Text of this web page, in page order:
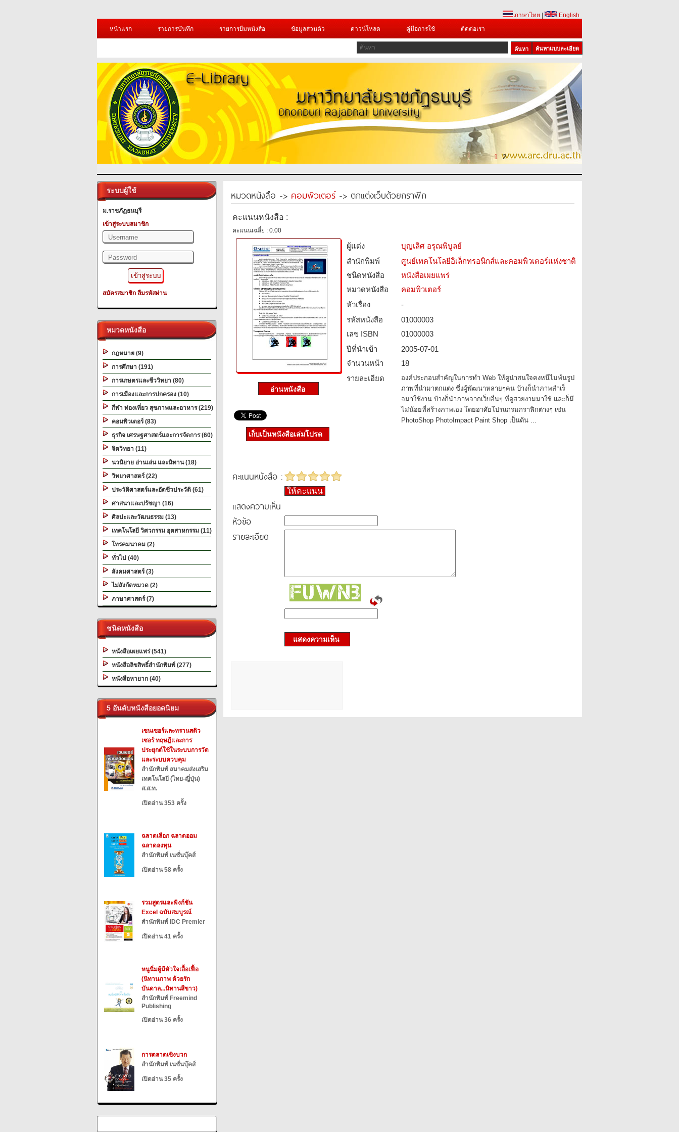
ภาษาไทย
English
หน้าแรก
รายการบันทึก รายการยืมหนังสือ ข้อมูลส่วนตัว ดาวน์โหลด คู่มือการใช้ ติดต่อเรา
ค้นหาแบบละเอียด
1 2
ระบบผู้ใช้
ม.ราชภัฏธนบุรี
เข้าสู่ระบบสมาชิก
สมัครสมาชิก ลืมรหัสผ่าน
หมวดหนังสือ
กฎหมาย (9)
การศึกษา (191)
การเกษตรและชีววิทยา (80)
การเมืองและการปกครอง (10)
กีฬา ท่องเที่ยว สุขภาพและอาหาร (219)
คอมพิวเตอร์ (83)
ธุรกิจ เศรษฐศาสตร์และการจัดการ (60)
จิตวิทยา (11)
นวนิยาย อ่านเล่น และนิทาน (18)
วิทยาศาสตร์ (22)
ประวัติศาสตร์และอัตชีวประวัติ (61)
ศาสนาและปรัชญา (16)
ศิลปะและวัฒนธรรม (13)
เทคโนโลยี วิศวกรรม อุตสาหกรรม (11)
โทรคมนาคม (2)
ทั่วไป (40)
สังคมศาสตร์ (3)
ไม่สังกัดหมวด (2)
ภาษาศาสตร์ (7)
ชนิดหนังสือ
หนังสือเผยแพร่ (541)
หนังสือลิขสิทธิ์สำนักพิมพ์ (277)
หนังสือหายาก (40)
5 อันดับหนังสือยอดนิยม
เซนเซอร์และทรานสดิว
เซอร์ ทฤษฎีและการ
ประยุกต์ใช้ในระบบการวัด
และระบบควบคุม
สำนักพิมพ์ สมาคมส่งเสริม
เทคโนโลยี (ไทย-ญี่ปุ่น)
ส.ส.ท.
เปิดอ่าน 353 ครั้ง
ฉลาดเลือก ฉลาดออม
ฉลาดลงทุน
สำนักพิมพ์ เนชั่นบุ๊คส์
เปิดอ่าน 58 ครั้ง
รวมสูตรและฟังก์ชัน
Excel ฉบับสมบูรณ์
สำนักพิมพ์ IDC Premier
เปิดอ่าน 41 ครั้ง
หนูนิ่มผู้มีหัวใจเอื้อเฟื้อ
(นิทานภาพ ด้วยรัก
บันดาล...นิทานสีขาว)
สำนักพิมพ์ Freemind
Publishing
เปิดอ่าน 36 ครั้ง
การตลาดเชิงบวก
สำนักพิมพ์ เนชั่นบุ๊คส์
เปิดอ่าน 35 ครั้ง
หมวดหนังสือ -> คอมพิวเตอร์-> ตกแต่งเว็บด้วยกราฟิก
คะแนนหนังสือ :
คะแนนเฉลี่ย : 0.00
ผู้แต่ง
บุญเลิศ อรุณพิบูลย์
สำนักพิมพ์
ศูนย์เทคโนโลยีอิเล็กทรอนิกส์และคอมพิวเตอร์แห่งชาติ
ชนิดหนังสือ­
หนังสือเผยแพร่
หมวดหนังสือ­
คอมพิวเตอร์
หัวเรื่อง
-
รหัสหนังสือ­
01000003
เลข ISBN
01000003
ปีที่นำเข้า
2005-07-01
จำนวนหน้า
18
รายละเอียด
องค์ประกอบสําคัญในการทํา Web ให้ดูน่าสนใจคงหนีไม่พ้นรูป
ภาพที่นํามาตกแต่ง ซึ่งผู้พัฒนาหลายๆคน บ้างก็นําภาพสําเร็
จมาใช้งาน บ้างก็นําภาพจากเว็บอื่นๆ ที่ดูสวยงามมาใช้ และก็มี
ไม่น้อยที่สร้างภาพเอง โดยอาศัยโปรแกรมกราฟิกต่างๆ เช่น
PhotoShop PhotoImpact Paint Shop เป็นต้น ...
เก็บเป็นหนังสือเล่มโปรด
คะแนนหนังสือ :
ให้คะแนน
แสดงความเห็น
หัวข้อ
รายละเอียด
แสดงความเห็น